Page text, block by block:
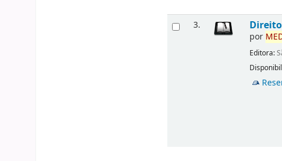
3.
por ME
Editora: